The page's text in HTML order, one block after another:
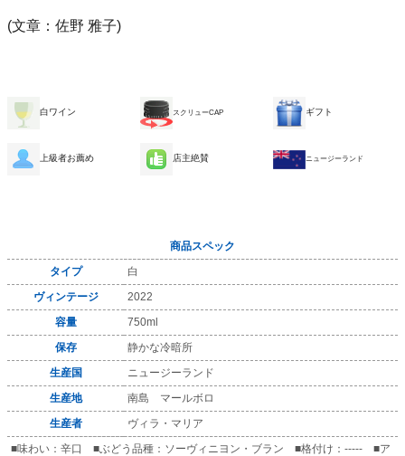
(文章：佐野 雅子)
白ワイン スクリューCAP ギフト
上級者お薦め 店主絶賛 ニュージーランド
商品スペック
タイプ
白
ヴィンテージ
2022
容量
750ml
保存
静かな冷暗所
生産国
ニュージーランド
生産地
南島 マールボロ
生産者
ヴィラ・マリア
■味わい：辛口 ■ぶどう品種：ソーヴィニヨン・ブラン ■格付け：----- ■ア